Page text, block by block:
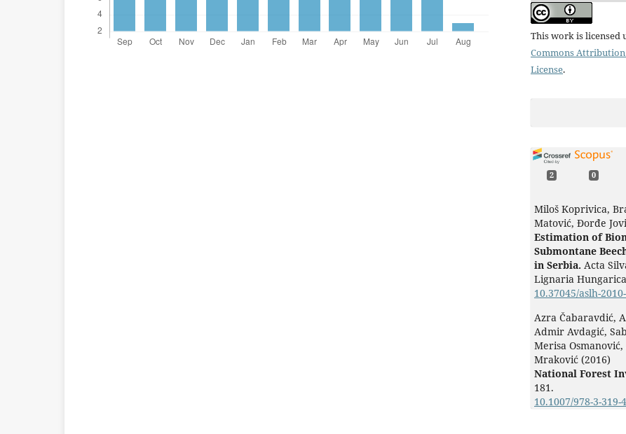
This work is licensed
Commons
License.
2 0
Miloš Koprivica,
Matović, Ðorđe
Estimation of
Submontane
in Serbia. Acta
Lignaria
10.37045/aslh-
Azra Čabaravdić,
Admir Avdagić,
Merisa
Mraković (2016)
National Forest
181.
10.1007/978-3-319-